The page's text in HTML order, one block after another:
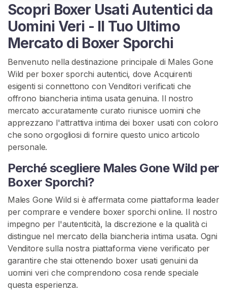
Scopri Boxer Usati Autentici da
Uomini Veri - Il Tuo Ultimo
Mercato di Boxer Sporchi
Benvenuto nella destinazione principale di Males Gone
Wild per boxer sporchi autentici, dove Acquirenti
esigenti si connettono con Venditori verificati che
offrono biancheria intima usata genuina. Il nostro
mercato accuratamente curato riunisce uomini che
apprezzano l'attrattiva intima dei boxer usati con coloro
che sono orgogliosi di fornire questo unico articolo
personale.
Perché scegliere Males Gone Wild per
Boxer Sporchi?
Males Gone Wild si è affermata come piattaforma leader
per comprare e vendere boxer sporchi online. Il nostro
impegno per l'autenticità, la discrezione e la qualità ci
distingue nel mercato della biancheria intima usata. Ogni
Venditore sulla nostra piattaforma viene verificato per
garantire che stai ottenendo boxer usati genuini da
uomini veri che comprendono cosa rende speciale
questa esperienza.
E
s
p
l
o
r
a
V
e
n
d
t
o
r
i
C
o
n
t
e